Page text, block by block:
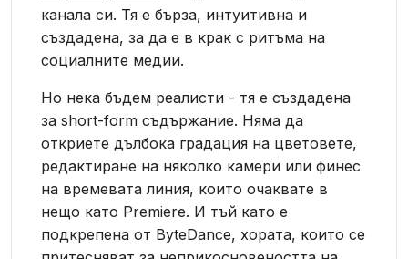
канала си. Тя е бърза, интуитивна и
създадена, за да е в крак с ритъма на
социалните медии.
Но нека бъдем реалисти - тя е създадена
за short-form съдържание. Няма да
откриете дълбока градация на цветовете,
редактиране на няколко камери или финес
на времевата линия, които очаквате в
нещо като Premiere. И тъй като е
подкрепена от ByteDance, хората, които се